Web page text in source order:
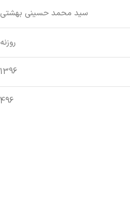
سید محمد حسینی بهشتی
روزنه
1396
496